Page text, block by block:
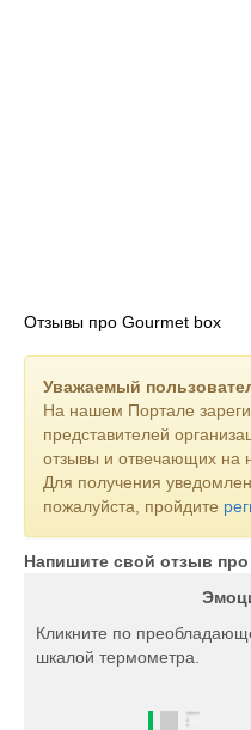
Отзывы про Gourmet box
Уважаемый
На нашем Портале
представителей
отзывы и отвечающих на
Для получения
пожалуйста, пройдите
Напишите свой отзыв
Кликните по
шкалой термометра.